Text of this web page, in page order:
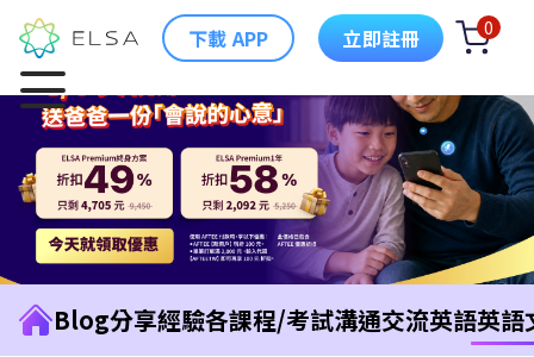
下載 APP 立即註冊 0
Blog分享經驗各課程/考試溝通交流英語英語